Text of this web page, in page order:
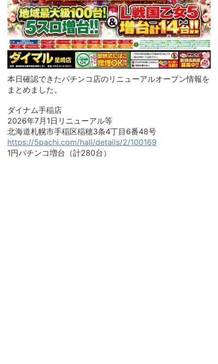
本日確認できたパチンコ店のリニューアルオープン情報を
まとめました。
ダイナム手稲店
2026年7月1日リニューアル等
北海道札幌市手稲区稲穂3条4丁目6番48号
https://5pachi.com/hall/details/2/100169
1円パチンコ増台（計280台）